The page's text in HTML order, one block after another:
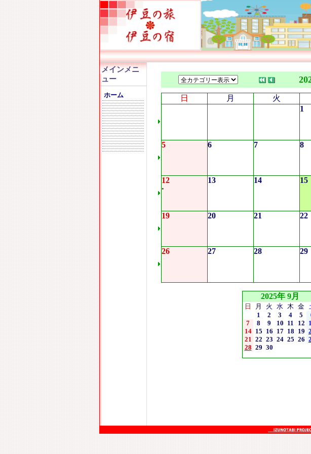
メインメニ
ュー
ホーム 日 月 火
1
5 6 7 8
12
•
13 14 15
19 20 21 22
26 27 28 29
2025年 9月
日 月 火 水 木 金
1
2 3 4 5
7
8 9 10 11 12
14 15 16 17 18 19
21 22 23 24 25 26
28 29 30